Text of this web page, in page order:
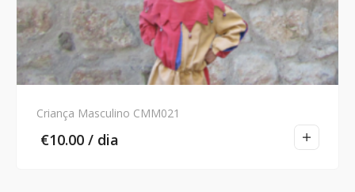
Criança Masculino CMM021
€10.00 / dia